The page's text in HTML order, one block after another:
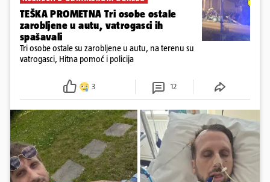
TEŠKA PROMETNA Tri osobe ostale
zarobljene u autu, vatrogasci ih
spašavali
Tri osobe ostale su zarobljene u autu, na terenu su
vatrogasci, Hitna pomoć i policija
3 12